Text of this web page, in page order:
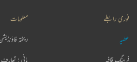
فوری رابطے
عطیہ
فرہنگ قافیہ
معلومات
ریختہ
بانی : تعارف